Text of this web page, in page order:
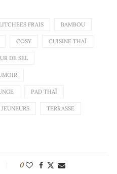
FRAIS BAMBOU
COSY CUISINE THAÏ
DE SEL
PAD THAÏ
JEUNEURS TERRASSE
0